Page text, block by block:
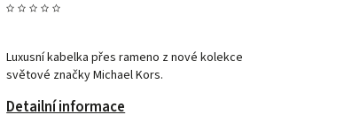
Luxusní kabelka přes rameno z nové kolekce
světové značky Michael Kors.
Detailní informace